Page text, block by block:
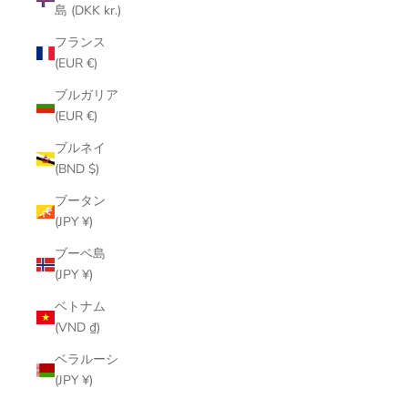
島 (DKK kr.)
フランス
(EUR €)
ブルガリア
(EUR €)
ブルネイ
(BND $)
ブータン
(JPY ¥)
ブーベ島
(JPY ¥)
ベトナム
(VND ₫)
ベラルーシ
(JPY ¥)